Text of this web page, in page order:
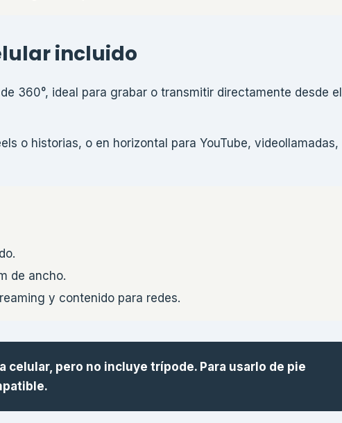
incluido
360°, ideal para grabar o transmitir directamente desde el
o historias, o en horizontal para YouTube, videollamadas,
de ancho.
y contenido para redes.
pero no incluye trípode. Para usarlo de pie